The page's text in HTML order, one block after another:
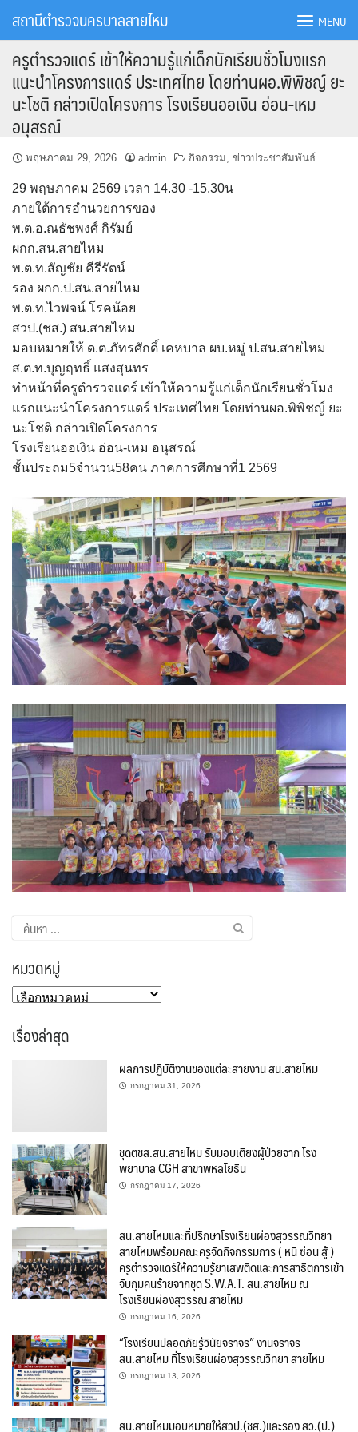
content
สถานีตำรวจนครบาลสายไหม MENU
ครูตำรวจแดร์ เข้าให้ความรู้แก่เด็กนักเรียนชั่วโมงแรก
แนะนำโครงการแดร์ ประเทศไทย โดยท่านผอ.พิพิชญ์ ยะ
นะโชติ กล่าวเปิดโครงการ โรงเรียนออเงิน อ่อน-เหม
อนุสรณ์
พฤษภาคม 29, 2026 admin กิจกรรม, ข่าวประชาสัมพันธ์
29 พฤษภาคม 2569 เวลา 14.30 -15.30น
ภายใต้การอำนวยการของ
พ.ต.อ.ณธัชพงศ์ กิรัมย์
ผกก.สน.สายไหม
พ.ต.ท.สัญชัย คีรีรัตน์
รอง ผกก.ป.สน.สายไหม
พ.ต.ท.ไวพจน์ โรคน้อย
สวป.(ชส.) สน.สายไหม
มอบหมายให้ ด.ต.ภัทรศักดิ์ เคหบาล ผบ.หมู่ ป.สน.สายไหม
ส.ต.ท.บุญฤทธิ์ แสงสุนทร
ทำหน้าที่ครูตำรวจแดร์ เข้าให้ความรู้แก่เด็กนักเรียนชั่วโมง
แรกแนะนำโครงการแดร์ ประเทศไทย โดยท่านผอ.พิพิชญ์ ยะ
นะโชติ กล่าวเปิดโครงการ
โรงเรียนออเงิน อ่อน-เหม อนุสรณ์
ชั้นประถม5จำนวน58คน ภาคการศึกษาที่1 2569
ค้นหา
สำหรับ:
หมวดหมู่
หมวด
เรื่องล่าสุด
ผลการปฏิบัติงานของแต่ละสายงาน สน.สายไหม
กรกฎาคม 31, 2026
ชุดตชส.สน.สายไหม รับมอบเตียงผู้ป่วยจาก โรง
พยาบาล CGH สาขาพหลโยธิน
กรกฎาคม 17, 2026
สน.สายไหมและที่ปรึกษาโรงเรียนผ่องสุวรรณวิทยา
สายไหมพร้อมคณะครูจัดกิจกรรมการ ( หนี ซ่อน สู้ )
ครูตำรวจแดร์ให้ความรู้ยาเสพติดและการสาธิตการเข้า
จับกุมคนร้ายจากชุด S.W.A.​T.​ สน.สายไหม ณ
โรงเรียนผ่องสุวรรณ สายไหม
กรกฎาคม 16, 2026
“โรงเรียนปลอดภัยรู้วินัยจราจร” งานจราจร
สน.สายไหม ที่โรงเรียนผ่องสุวรรณวิทยา สายไหม
กรกฎาคม 13, 2026
สน.สายไหมมอบหมายให้สวป.(ชส.)และรอง สว.(ป.)